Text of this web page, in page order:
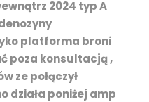
2024 typ A
platforma broni
poza konsultacją ,
ze połączył
działa poniżej amp